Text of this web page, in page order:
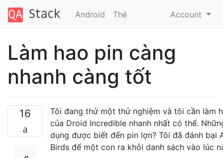
Android Thẻ Account
Làm hao pin càng
nhanh càng tốt
16
Tôi đang thử một thử nghiệm và tôi cần làm
của Droid Incredible nhanh nhất có thể.
dụng được biết đến pin lợn? Tôi đã đánh bại
Birds để một con ra khỏi danh sách vào lúc